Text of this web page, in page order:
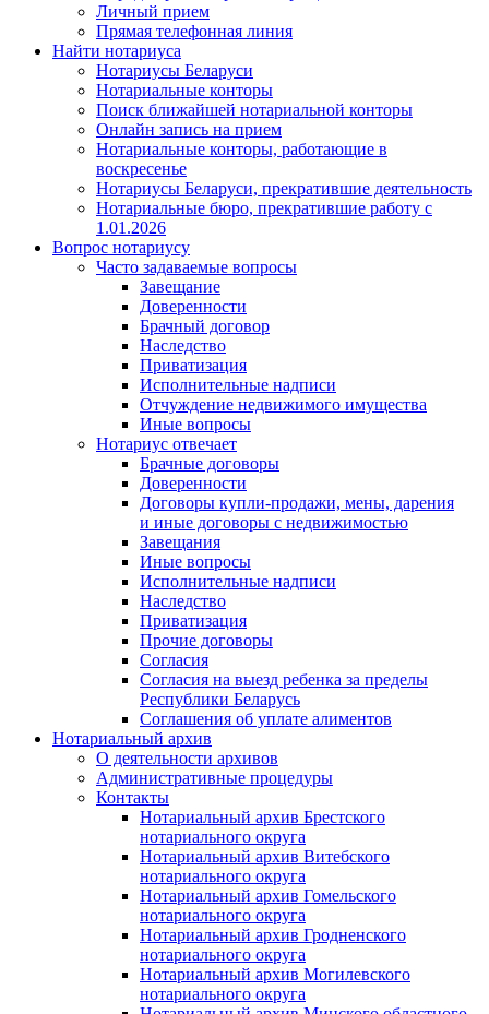
Личный прием
Прямая телефонная линия
Найти нотариуса
Нотариусы Беларуси
Нотариальные конторы
Поиск ближайшей нотариальной конторы
Онлайн запись на прием
Нотариальные конторы, работающие в
воскресенье
Нотариусы Беларуси, прекратившие деятельность
Нотариальные бюро, прекратившие работу с
1.01.2026
Вопрос нотариусу
Часто задаваемые вопросы
Завещание
Доверенности
Брачный договор
Наследство
Приватизация
Исполнительные надписи
Отчуждение недвижимого имущества
Иные вопросы
Нотариус отвечает
Брачные договоры
Доверенности
Договоры купли-продажи, мены, дарения
и иные договоры с недвижимостью
Завещания
Иные вопросы
Исполнительные надписи
Наследство
Приватизация
Прочие договоры
Согласия
Согласия на выезд ребенка за пределы
Республики Беларусь
Соглашения об уплате алиментов
Нотариальный архив
О деятельности архивов
Административные процедуры
Контакты
Нотариальный архив Брестского
нотариального округа
Нотариальный архив Витебского
нотариального округа
Нотариальный архив Гомельского
нотариального округа
Нотариальный архив Гродненского
нотариального округа
Нотариальный архив Могилевского
нотариального округа